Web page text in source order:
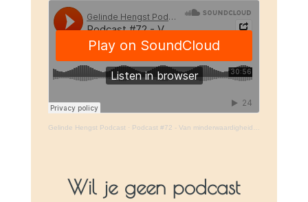
Gelinde Hengst Podcast · Podcast #72 - Van minderwaardigheid gevoelens naar goed genoeg zijn
Wil je geen podcast